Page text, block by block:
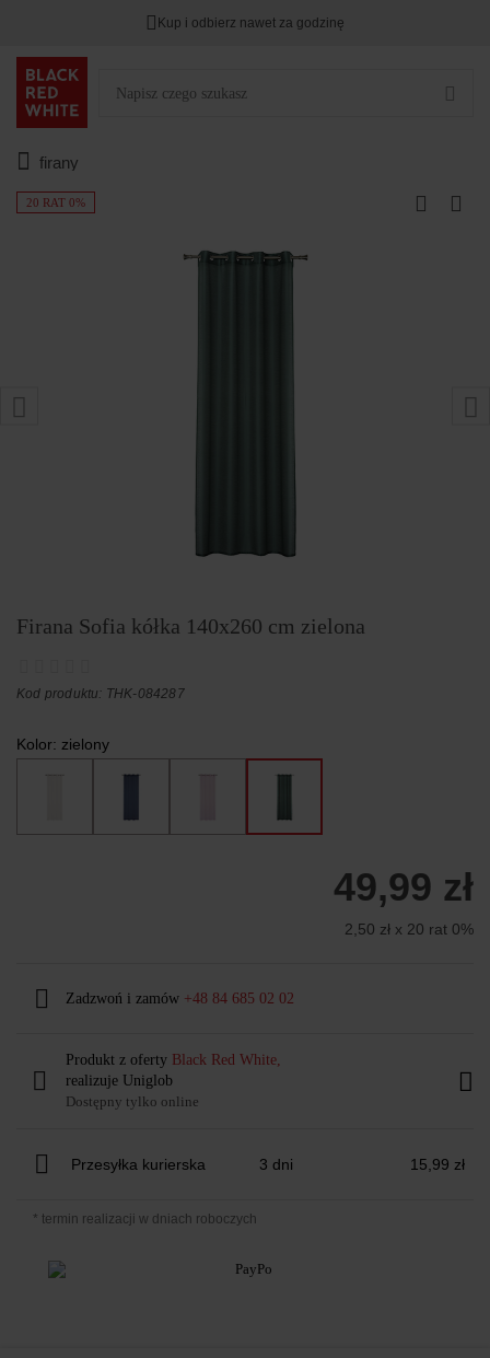
Kup i odbierz nawet za godzinę
firany
20 RAT 0%
Firana Sofia kółka 140x260 cm zielona
Kod produktu: THK-084287
Kolor: zielony
49,99 zł
2,50 zł x 20 rat 0%
Zadzwoń i zamów +48 84 685 02 02
Produkt z oferty Black Red White,
realizuje Uniglob
Dostępny tylko online
Przesyłka kurierska 3 dni 15,99 zł
* termin realizacji w dniach roboczych